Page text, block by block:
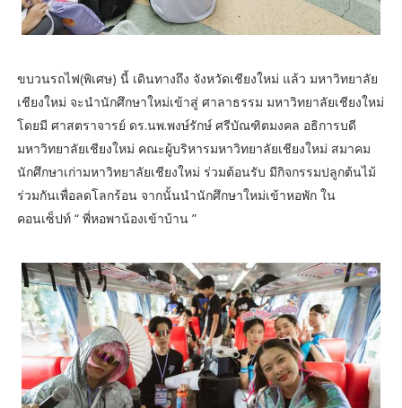
ขบวนรถไฟ(พิเศษ) นี้ เดินทางถึง จังหวัดเชียงใหม่ แล้ว มหาวิทยาลัย
เชียงใหม่ จะนำนักศึกษาใหม่เข้าสู่ ศาลาธรรม มหาวิทยาลัยเชียงใหม่
โดยมี ศาสตราจารย์ ดร.นพ.พงษ์รักษ์ ศรีบัณฑิตมงคล อธิการบดี
มหาวิทยาลัยเชียงใหม่ คณะผู้บริหารมหาวิทยาลัยเชียงใหม่ สมาคม
นักศึกษาเก่ามหาวิทยาลัยเชียงใหม่ ร่วมต้อนรับ มีกิจกรรมปลูกต้นไม้
ร่วมกันเพื่อลดโลกร้อน จากนั้นนำนักศึกษาใหม่เข้าหอพัก ใน
คอนเซ็ปท์ “ พี่หอพาน้องเข้าบ้าน ”